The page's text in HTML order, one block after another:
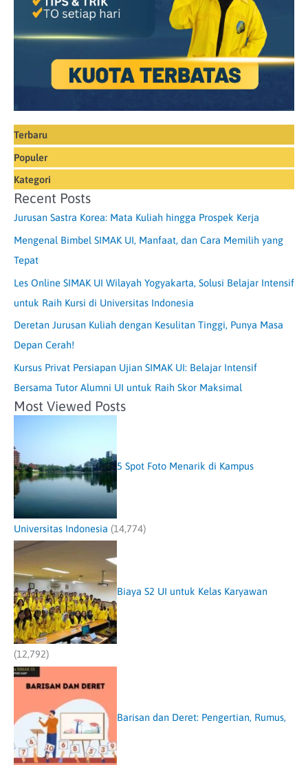
Terbaru
Populer
Kategori
Recent Posts
Jurusan Sastra Korea: Mata Kuliah hingga Prospek Kerja
Mengenal Bimbel SIMAK UI, Manfaat, dan Cara Memilih yang
Tepat
Les Online SIMAK UI Wilayah Yogyakarta, Solusi Belajar Intensif
untuk Raih Kursi di Universitas Indonesia
Deretan Jurusan Kuliah dengan Kesulitan Tinggi, Punya Masa
Depan Cerah!
Kursus Privat Persiapan Ujian SIMAK UI: Belajar Intensif
Bersama Tutor Alumni UI untuk Raih Skor Maksimal
Most Viewed Posts
5 Spot Foto Menarik di Kampus
Universitas Indonesia (14,774)
Biaya S2 UI untuk Kelas Karyawan
(12,792)
Barisan dan Deret: Pengertian, Rumus,